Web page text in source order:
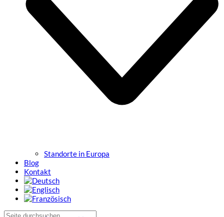
Standorte in Europa
Blog
Kontakt